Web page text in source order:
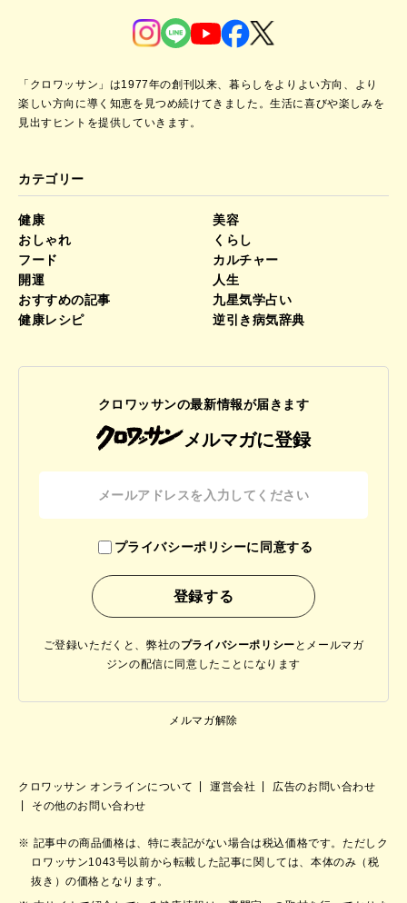
「クロワッサン」は1977年の創刊以来、暮らしをよりよい方向、より
楽しい方向に導く知恵を見つめ続けてきました。生活に喜びや楽しみを
見出すヒントを提供していきます。
カテゴリー
健康
美容
おしゃれ
くらし
フード
カルチャー
開運
人生
おすすめの記事
九星気学占い
健康レシピ
逆引き病気辞典
クロワッサンの最新情報が届きます
メルマガに登録
プライバシーポリシーに同意する
ご登録いただくと、弊社のプライバシーポリシー と メールマガ
ジンの配信に同意したことになります
メルマガ解除
クロワッサン オンラインについて 運営会社
広告のお問い合わせ
その他のお問い合わせ
記事中の商品価格は、特に表記がない場合は税込価格です。ただしク
ロワッサン1043号以前から転載した記事に関しては、本体のみ（税
抜き）の価格となります。